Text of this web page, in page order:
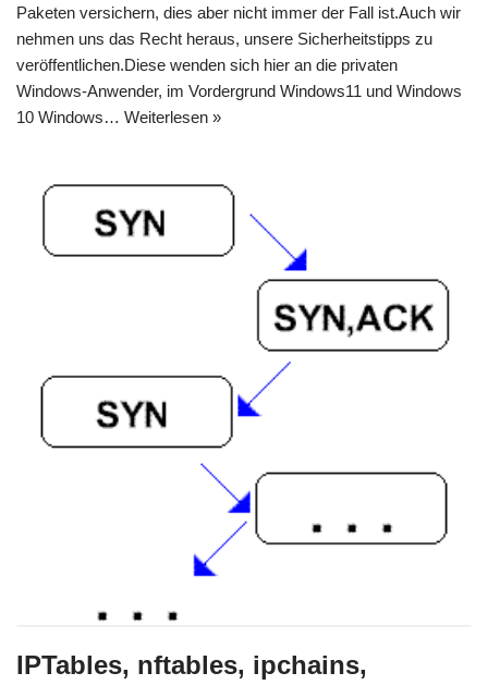
Paketen versichern, dies aber nicht immer der Fall ist.Auch wir
nehmen uns das Recht heraus, unsere Sicherheitstipps zu
veröffentlichen.Diese wenden sich hier an die privaten
Windows-Anwender, im Vordergrund Windows11 und Windows
10 Windows… Weiterlesen »
IPTables, nftables, ipchains,